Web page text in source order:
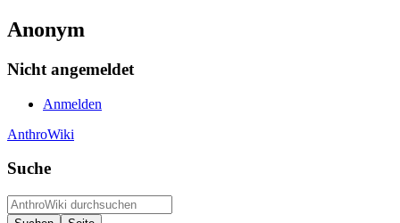
Anonym
Nicht angemeldet
Anmelden
AnthroWiki
Suche